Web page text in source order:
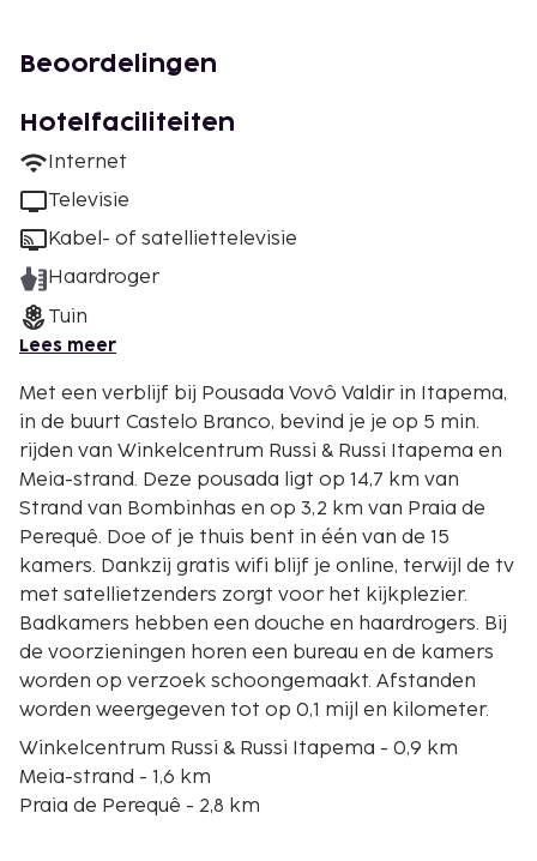
Beoordelingen
Hotelfaciliteiten
Internet
Televisie
Kabel- of satelliettelevisie
Haardroger
Tuin
Lees meer
Met een verblijf bij Pousada Vovô Valdir in Itapema,
in de buurt Castelo Branco, bevind je je op 5 min.
rijden van Winkelcentrum Russi & Russi Itapema en
Meia-strand. Deze pousada ligt op 14,7 km van
Strand van Bombinhas en op 3,2 km van Praia de
Perequê. Doe of je thuis bent in één van de 15
kamers. Dankzij gratis wifi blijf je online, terwijl de tv
met satellietzenders zorgt voor het kijkplezier.
Badkamers hebben een douche en haardrogers. Bij
de voorzieningen horen een bureau en de kamers
worden op verzoek schoongemaakt. Afstanden
worden weergegeven tot op 0,1 mijl en kilometer.
Winkelcentrum Russi & Russi Itapema - 0,9 km
Meia-strand - 1,6 km
Praia de Perequê - 2,8 km